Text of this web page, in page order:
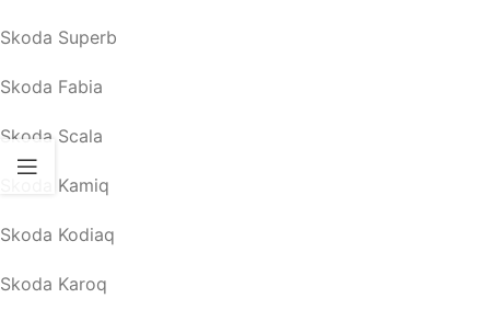
Skoda Superb
Skoda Fabia
Skoda Scala
Skoda Kamiq
Skoda Kodiaq
Skoda Karoq